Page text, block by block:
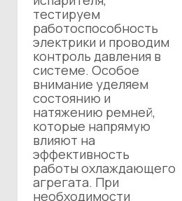
тестируем
работоспособность
электрики и проводим
контроль давления в
системе. Особое
внимание уделяем
состоянию и
натяжению ремней,
которые напрямую
влияют на
эффективность
работы охлаждающего
агрегата. При
необходимости